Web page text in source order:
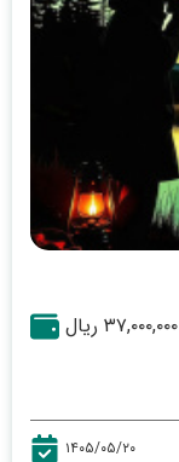
۳۷,۰۰۰,۰۰۰ ریال
۱۴۰۵/۰۵/۲۰